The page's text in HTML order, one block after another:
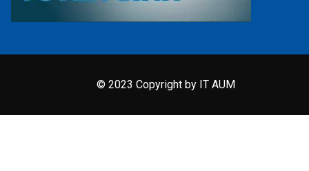
© 2023 Copyright by IT AUM